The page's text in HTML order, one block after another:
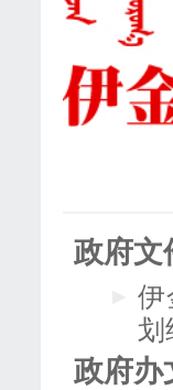
政府文
伊
划
政府办